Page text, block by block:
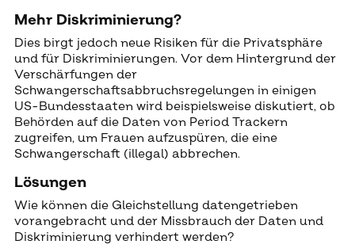
Mehr Diskriminierung?
Dies birgt jedoch neue Risiken für die Privatsphäre
und für Diskriminierungen. Vor dem Hintergrund der
Verschärfungen der
Schwangerschaftsabbruchsregelungen in einigen
US-Bundesstaaten wird beispielsweise diskutiert, ob
Behörden auf die Daten von Period Trackern
zugreifen, um Frauen aufzuspüren, die eine
Schwangerschaft (illegal) abbrechen.
Lösungen
Wie können die Gleichstellung datengetrieben
vorangebracht und der Missbrauch der Daten und
Diskriminierung verhindert werden?